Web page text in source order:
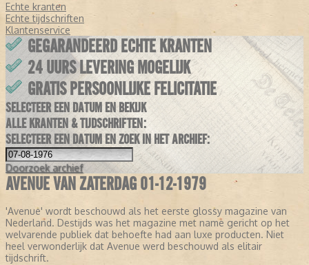
Echte kranten
Echte tijdschriften
Klantenservice
GEGARANDEERD ECHTE KRANTEN
24 UURS LEVERING MOGELIJK
GRATIS PERSOONLIJKE FELICITATIE
SELECTEER EEN DATUM EN BEKIJK
ALLE KRANTEN & TIJDSCHRIFTEN:
SELECTEER EEN DATUM EN ZOEK IN HET ARCHIEF:
Doorzoek archief
AVENUE VAN ZATERDAG 01-12-1979
'Avenue' wordt beschouwd als het eerste glossy magazine van
Nederland. Destijds was het magazine met name gericht op het
welvarende publiek dat behoefte had aan luxe producten. Niet
heel verwonderlijk dat Avenue werd beschouwd als elitair
tijdschrift.